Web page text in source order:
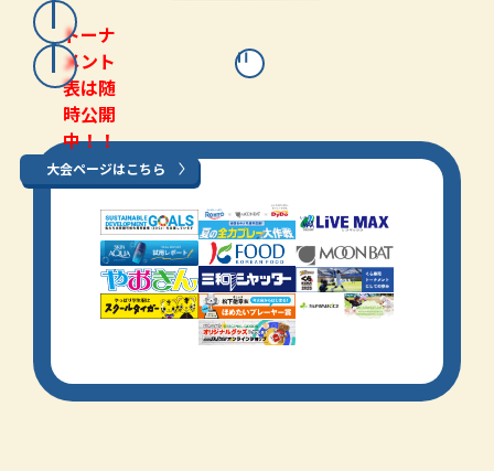
トーナ
メント
表は随
時公開
中！！
大会ページはこちら